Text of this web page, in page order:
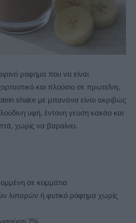
ρόφημα που να είναι
και πλούσιο σε πρωτεΐνη,
shake με μπανάνα είναι ακριβώς
υφή, έντονη γεύση κακάο και
χωρίς να βαραίνει.
σε κομμάτια
λιπαρών ή φυτικό ρόφημα χωρίς
2%